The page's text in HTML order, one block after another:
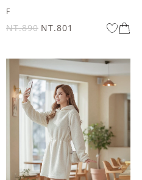
F
NT.890 NT.801